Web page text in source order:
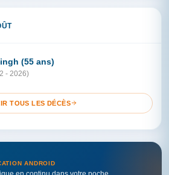
(55 ans)
- 2026)
TOUS LES DÉCÈS
ANDROID